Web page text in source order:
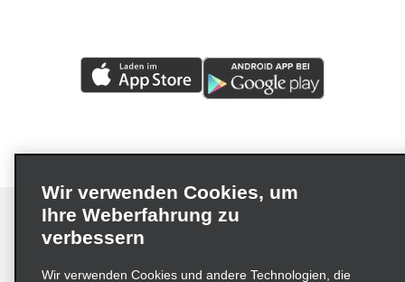
Impressum Nutzungsbedingungen Datenschutzrichtlinie
Wir verwenden Cookies, um
Ihre Weberfahrung zu
verbessern
Wir verwenden Cookies und andere Technologien, die